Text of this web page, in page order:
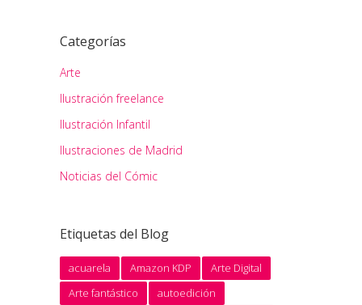
Categorías
Arte
Ilustración freelance
Ilustración Infantil
Ilustraciones de Madrid
Noticias del Cómic
Etiquetas del Blog
acuarela Amazon KDP
Arte Digital
Arte fantástico
autoedición